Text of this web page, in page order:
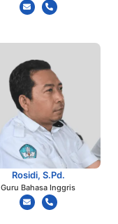
Rosidi, S.Pd.
Guru Bahasa Inggris